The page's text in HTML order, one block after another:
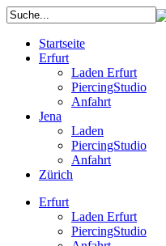
Startseite
Erfurt
Laden Erfurt
PiercingStudio
Anfahrt
Jena
Laden
PiercingStudio
Anfahrt
Zürich
Erfurt
Laden Erfurt
PiercingStudio